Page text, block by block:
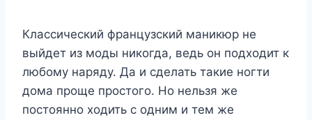
Классический французский маникюр не
выйдет из моды никогда, ведь он подходит к
любому наряду. Да и сделать такие ногти
дома проще простого. Но нельзя же
постоянно ходить с одним и тем же